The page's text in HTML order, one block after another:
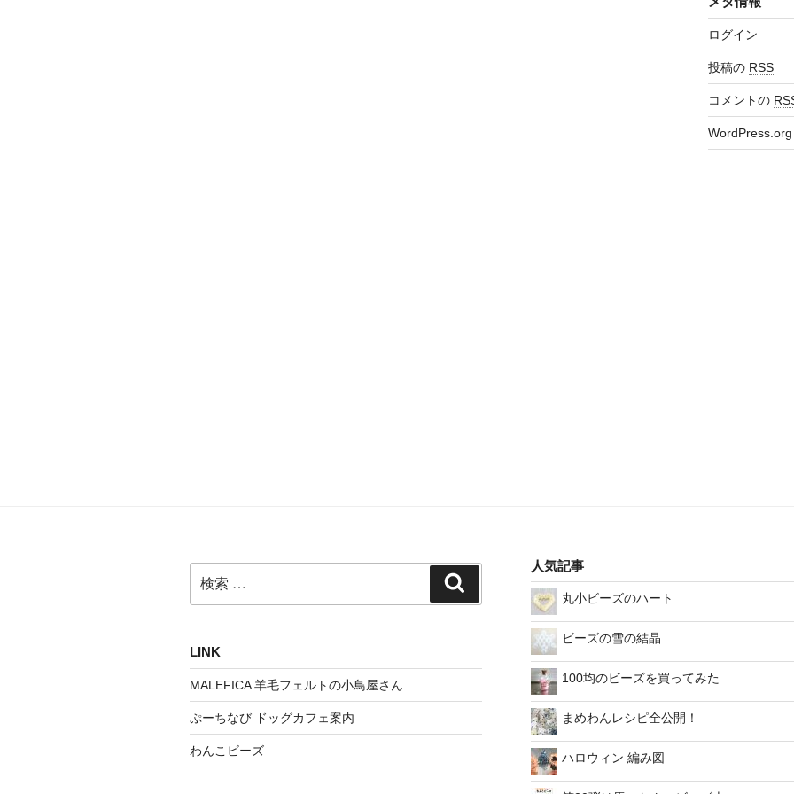
ログイン
投稿の RSS
コメントの
WordPress.org
索:
索
LINK
MALEFICA 羊毛フェルトの小鳥屋さん
ぷーちなび ドッグカフェ案内
わんこビーズ
人気記事
丸小ビーズのハート
ビーズの雪の結晶
100均のビーズを買ってみた
まめわんレシピ全公開！
ハロウィン 編み図